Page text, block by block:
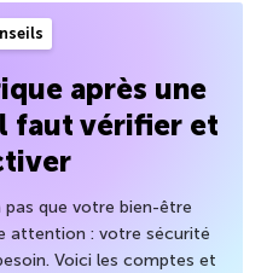
après une
faut vérifier et
pas que votre bien-être
attention : votre sécurité
Voici les comptes et